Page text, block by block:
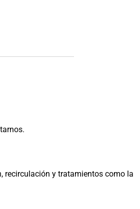
recirculación y tratamientos como la